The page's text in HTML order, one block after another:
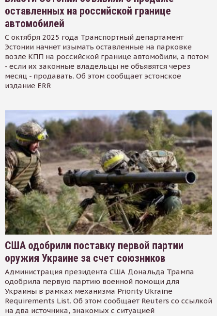
оставленных на российской границе
автомобилей
С октября 2025 года Транспортный департамент
Эстонии начнет изымать оставленные на парковке
возле КПП на российской границе автомобили, а потом
- если их законные владельцы не объявятся через
месяц - продавать. Об этом сообщает эстонское
издание ERR
США одобрили поставку первой партии
оружия Украине за счет союзников
Администрация президента США Дональда Трампа
одобрила первую партию военной помощи для
Украины в рамках механизма Priority Ukraine
Requirements List. Об этом сообщает Reuters со ссылкой
на два источника, знакомых с ситуацией